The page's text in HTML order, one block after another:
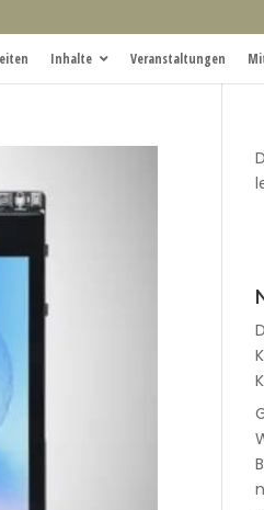
Inhalte Veranstaltungen